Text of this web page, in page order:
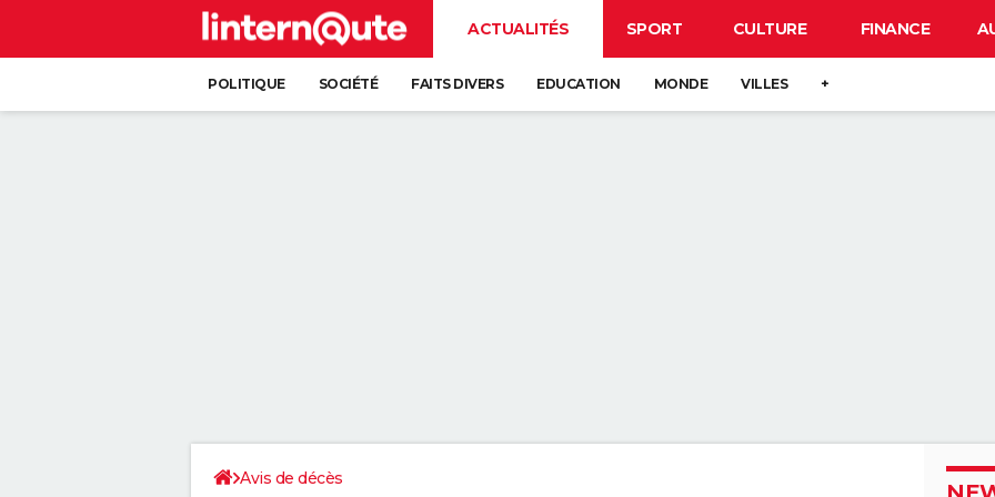
ACTUALITÉS SPORT CULTURE FINANCE
POLITIQUE SOCIÉTÉ FAITS DIVERS EDUCATION MONDE VILLES +
Avis de décès